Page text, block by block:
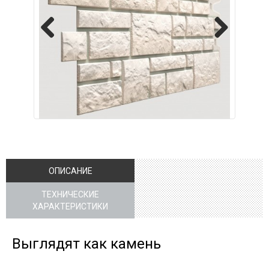
Previous Next
ОПИСАНИЕ
ТЕХНИЧЕСКИЕ
ХАРАКТЕРИСТИКИ
Выглядят как камень